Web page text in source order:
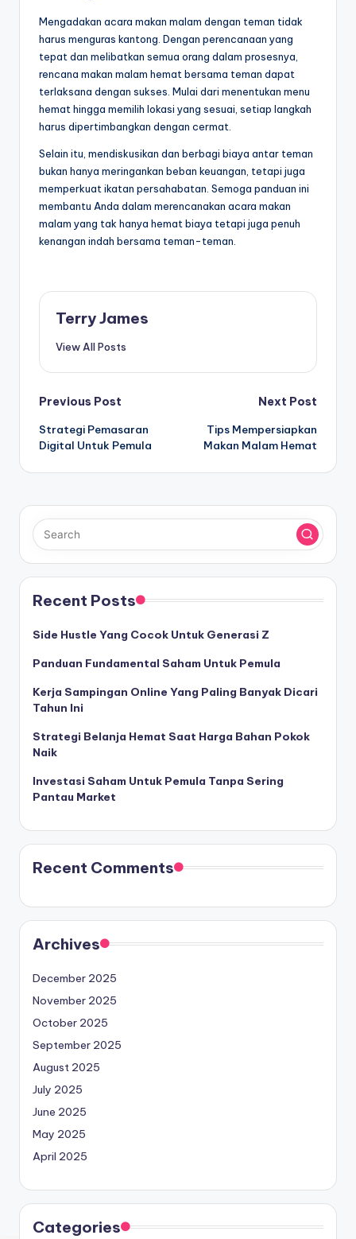
Mengadakan acara makan malam dengan teman tidak
harus menguras kantong. Dengan perencanaan yang
tepat dan melibatkan semua orang dalam prosesnya,
rencana makan malam hemat bersama teman dapat
terlaksana dengan sukses. Mulai dari menentukan menu
hemat hingga memilih lokasi yang sesuai, setiap langkah
harus dipertimbangkan dengan cermat.
Selain itu, mendiskusikan dan berbagi biaya antar teman
bukan hanya meringankan beban keuangan, tetapi juga
memperkuat ikatan persahabatan. Semoga panduan ini
membantu Anda dalam merencanakan acara makan
malam yang tak hanya hemat biaya tetapi juga penuh
kenangan indah bersama teman-teman.
Terry James
View All Posts
Post
navigation
Previous Post
Strategi Pemasaran
Digital Untuk Pemula
Next Post
Tips Mempersiapkan
Makan Malam Hemat
Recent Posts
Side Hustle Yang Cocok Untuk Generasi Z
Panduan Fundamental Saham Untuk Pemula
Kerja Sampingan Online Yang Paling Banyak Dicari
Tahun Ini
Strategi Belanja Hemat Saat Harga Bahan Pokok
Naik
Investasi Saham Untuk Pemula Tanpa Sering
Pantau Market
Recent Comments
Archives
December 2025
November 2025
October 2025
September 2025
August 2025
July 2025
June 2025
May 2025
April 2025
Categories